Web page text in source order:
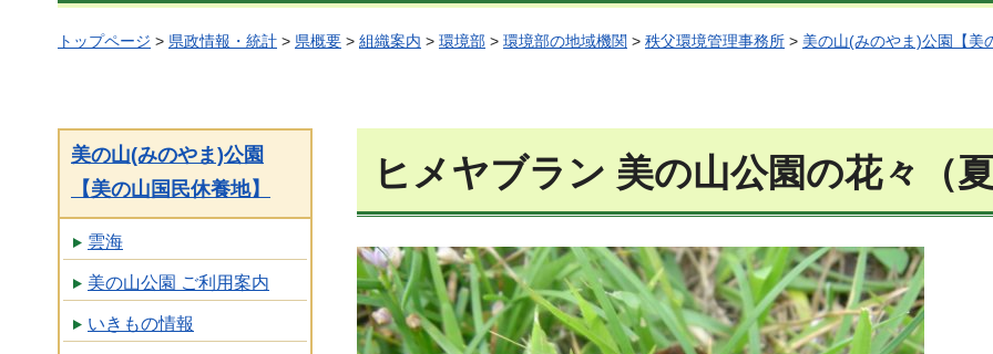
トップページ > 県政情報・統計 > 県概要 > 組織案内 > 環境部 > 環境部の地域機関 > 秩父環境管理事務所 > 美の山(みのやま)公園【美
美の山(みのやま)公園
【美の山国民休養地】
雲海
美の山公園 ご利用案内
いきもの情報
ヒメヤブラン 美の山公園の花々（